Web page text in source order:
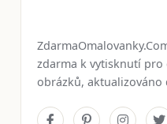
zdarma k vytisknutí pro
obrázků, aktualizováno